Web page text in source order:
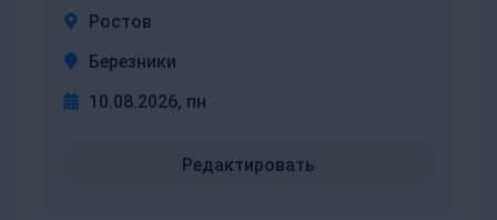
Ростов
Березники
10.08.2026, пн
Редактировать